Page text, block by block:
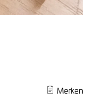
Merken